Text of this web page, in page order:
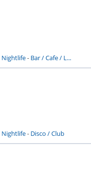
Nightlife- Bar / Cafe / L...
Nightlife- Disco / Club